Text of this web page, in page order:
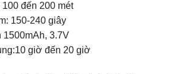
đến 200 mét
150-240 giây
1500mAh, 3.7V
giờ đến 20 giờ